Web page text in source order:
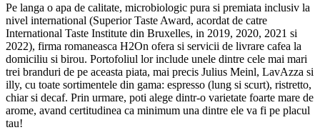
Pe langa o apa de calitate, microbiologic pura si premiata inclusiv la
nivel international (Superior Taste Award, acordat de catre
International Taste Institute din Bruxelles, in 2019, 2020, 2021 si
2022), firma romaneasca H2On ofera si servicii de livrare cafea la
domiciliu si birou. Portofoliul lor include unele dintre cele mai mari
trei branduri de pe aceasta piata, mai precis Julius Meinl, LavAzza si
illy, cu toate sortimentele din gama: espresso (lung si scurt), ristretto,
chiar si decaf. Prin urmare, poti alege dintr-o varietate foarte mare de
arome, avand certitudinea ca minimum una dintre ele va fi pe placul
tau!